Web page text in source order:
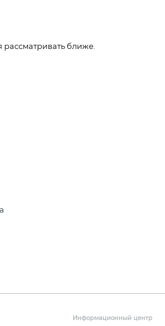
рассматривать ближе.
Информационный центр